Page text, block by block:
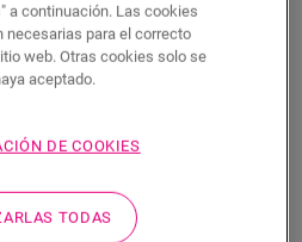
la vida real? ¿Le queda
¡No se preocupe! Siempre
a continuación. Las cookies
para el correcto
web. Otras cookies solo se
aceptado.
DE COOKIES
TODAS